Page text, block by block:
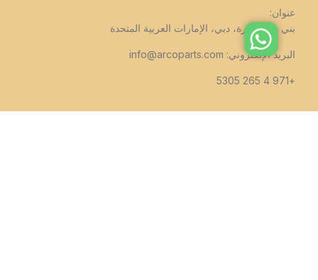
عنوان:
بني ياس، ديرة، دبي، الإمارات العربية المتحدة
البريد الإلكتروني: info@arcoparts.com
+971 4 265 5305